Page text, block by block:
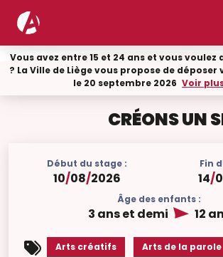
Vous avez entre 15 et 24 ans et vous
? La Ville de Liège vous propose de
le 20 septembre 2026 Voir
CRÉONS UN
Début du stage :
10/08/2026
Fin
14/
Âge des enfants :
3 ans et demi 12
Arts créatifs Arts de la parole